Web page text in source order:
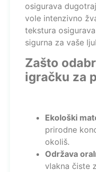
osigurava
vole intenzivno
tekstura
sigurna za vaše
Zašto
igračku za
Ekološki
prirodne
okoliš.
Održava
vlakna čiste